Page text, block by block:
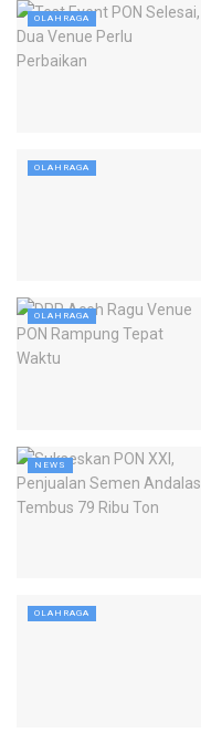
OLAHRAGA
OLAHRAGA
OLAHRAGA
NEWS
OLAHRAGA